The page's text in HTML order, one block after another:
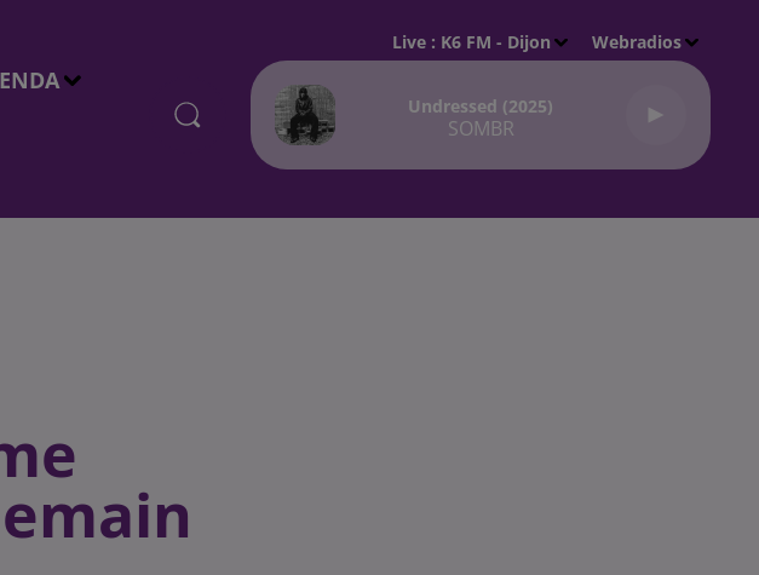
Live : K6 FM - Dijon Webradios
Undressed (2025)
SOMBR